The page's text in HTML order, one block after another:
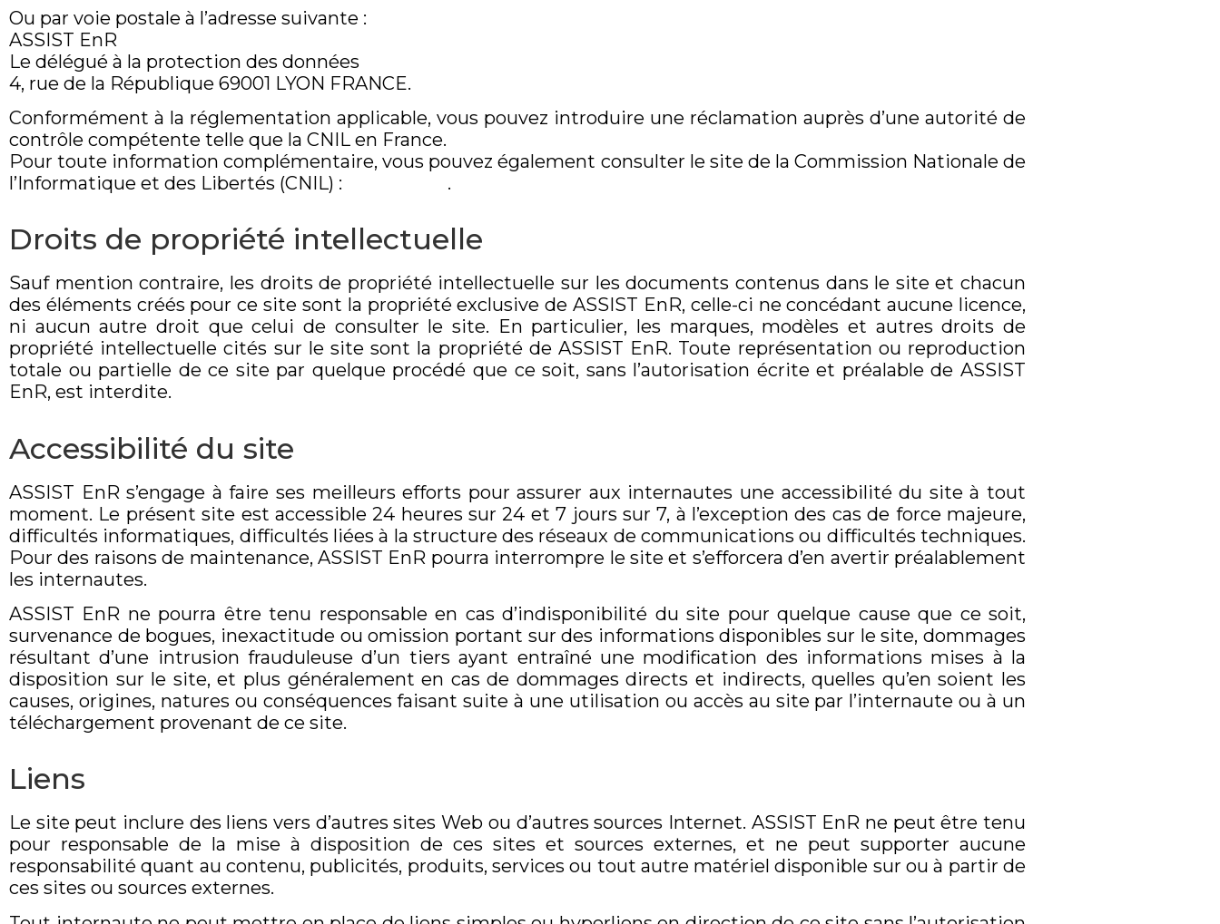
Ou par voie postale à l’adresse suivante :
ASSIST EnR
Le délégué à la protection des données
4, rue de la République 69001 LYON FRANCE.
Conformément à la réglementation applicable, vous pouvez introduire une réclamation auprès d’une autorité de
contrôle compétente telle que la CNIL en France.
Pour toute information complémentaire, vous pouvez également consulter le site de la Commission Nationale de
l’Informatique et des Libertés (CNIL) :
.
Droits de propriété intellectuelle
Sauf mention contraire, les droits de propriété intellectuelle sur les documents contenus dans le site et chacun
des éléments créés pour ce site sont la propriété exclusive de ASSIST EnR, celle-ci ne concédant aucune licence,
ni aucun autre droit que celui de consulter le site. En particulier, les marques, modèles et autres droits de
propriété intellectuelle cités sur le site sont la propriété de ASSIST EnR. Toute représentation ou reproduction
totale ou partielle de ce site par quelque procédé que ce soit, sans l’autorisation écrite et préalable de ASSIST
EnR, est interdite.
Accessibilité du site
ASSIST EnR s’engage à faire ses meilleurs efforts pour assurer aux internautes une accessibilité du site à tout
moment. Le présent site est accessible 24 heures sur 24 et 7 jours sur 7, à l’exception des cas de force majeure,
difficultés informatiques, difficultés liées à la structure des réseaux de communications ou difficultés techniques.
Pour des raisons de maintenance, ASSIST EnR pourra interrompre le site et s’efforcera d’en avertir préalablement
les internautes.
ASSIST EnR ne pourra être tenu responsable en cas d’indisponibilité du site pour quelque cause que ce soit,
survenance de bogues, inexactitude ou omission portant sur des informations disponibles sur le site, dommages
résultant d’une intrusion frauduleuse d’un tiers ayant entraîné une modification des informations mises à la
disposition sur le site, et plus généralement en cas de dommages directs et indirects, quelles qu’en soient les
causes, origines, natures ou conséquences faisant suite à une utilisation ou accès au site par l’internaute ou à un
téléchargement provenant de ce site.
Liens
Le site peut inclure des liens vers d’autres sites Web ou d’autres sources Internet. ASSIST EnR ne peut être tenu
pour responsable de la mise à disposition de ces sites et sources externes, et ne peut supporter aucune
responsabilité quant au contenu, publicités, produits, services ou tout autre matériel disponible sur ou à partir de
ces sites ou sources externes.